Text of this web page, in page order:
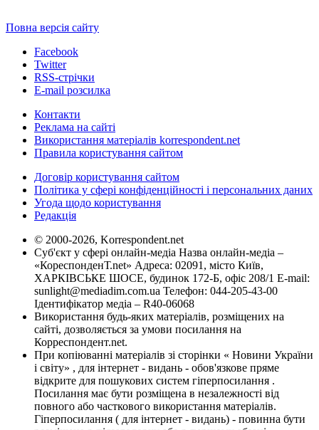
Повна версія сайту
Facebook
Twitter
RSS-стрічки
E-mail розсилка
Контакти
Реклама на сайті
Використання матеріалів korrespondent.net
Правила користування сайтом
Договір користування сайтом
Політика у сфері конфіденційності і персональних даних
Угода щодо користування
Редакція
© 2000-2026, Korrespondent.net
Суб'єкт у сфері онлайн-медіа Назва онлайн-медіа –
«КореспонденТ.net» Адреса: 02091, місто Київ,
ХАРКІВСЬКЕ ШОСЕ, будинок 172-Б, офіс 208/1 E-mail:
sunlight@mediadim.com.ua Телефон: 044-205-43-00
Ідентифікатор медіа – R40-06068
Використання будь-яких матеріалів, розміщених на
сайті, дозволяється за умови посилання на
Корреспондент.net.
При копіюванні матеріалів зі сторінки « Новини України
і світу» , для інтернет - видань - обов'язкове пряме
відкрите для пошукових систем гіперпосилання .
Посилання має бути розміщена в незалежності від
повного або часткового використання матеріалів.
Гіперпосилання ( для інтернет - видань) - повинна бути